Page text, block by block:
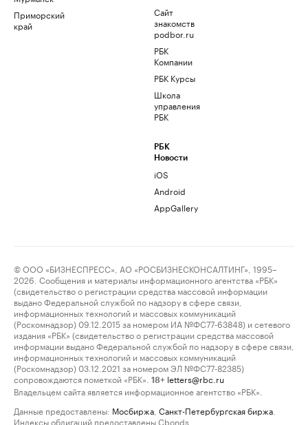
Приморский
край
Сайт
знакомств
podbor.ru
РБК
Компании
РБК Курсы
Школа
управления
РБК
РБК
Новости
iOS
Android
AppGallery
© ООО «БИЗНЕСПРЕСС», АО «РОСБИЗНЕСКОНСАЛТИНГ», 1995–
2026. Сообщения и материалы информационного агентства «РБК»
(свидетельство о регистрации средства массовой информации
выдано Федеральной службой по надзору в сфере связи,
информационных технологий и массовых коммуникаций
(Роскомнадзор) 09.12.2015 за номером ИА №ФС77-63848) и сетевого
издания «РБК» (свидетельство о регистрации средства массовой
информации выдано Федеральной службой по надзору в сфере связи,
информационных технологий и массовых коммуникаций
(Роскомнадзор) 03.12.2021 за номером ЭЛ №ФС77-82385)
сопровождаются пометкой «РБК».
18+ letters@rbc.ru
Владельцем сайта является информационное агентство «РБК».
Данные предоставлены: Мосбиржа Санкт-Петербургская биржа
Индексы облигаций предоставлены Cbonds.